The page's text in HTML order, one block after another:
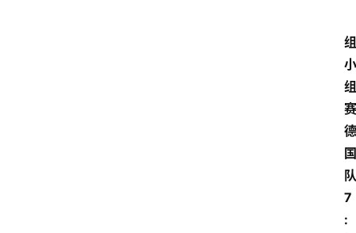
组
小
组
赛
德
国
队
7
: